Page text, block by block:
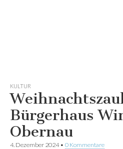
KULTUR
Bürgerhaus
Obernau
4. Dezember 2024• 0 Kommentare